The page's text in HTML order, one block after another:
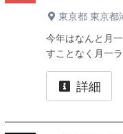
東京都 東京都
今年はなんと月
すことなく月一
詳細